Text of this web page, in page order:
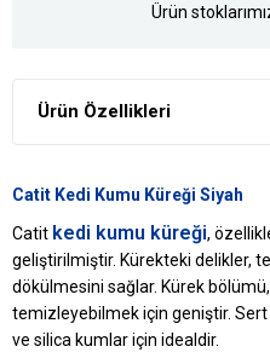
Ürün
Ürün Özellikleri
Catit Kedi Kumu Küreği Siyah
Catit kedi kumu küreği,
geliştirilmiştir. Kürekteki delikler,
dökülmesini sağlar. Kürek bölümü,
temizleyebilmek için geniştir. Sert
ve silica kumlar için idealdir.